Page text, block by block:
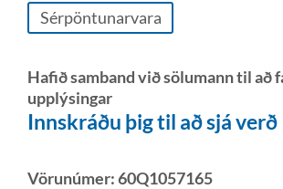
Sérpöntunarvara
Hafið samband við sölumann til að
upplýsingar
Innskráðu þig til að sjá verð
Vörunúmer:60Q1057165